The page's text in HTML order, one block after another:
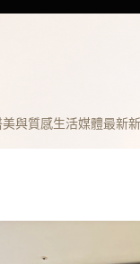
醫師訪談 專
與質感生活媒體最新